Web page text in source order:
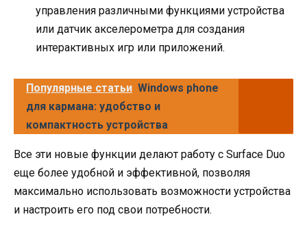
управления различными функциями устройства
или датчик акселерометра для создания
интерактивных игр или приложений.
Популярные статьи Windows phone
для кармана: удобство и
компактность устройства
Все эти новые функции делают работу с Surface Duo
еще более удобной и эффективной, позволяя
максимально использовать возможности устройства
и настроить его под свои потребности.